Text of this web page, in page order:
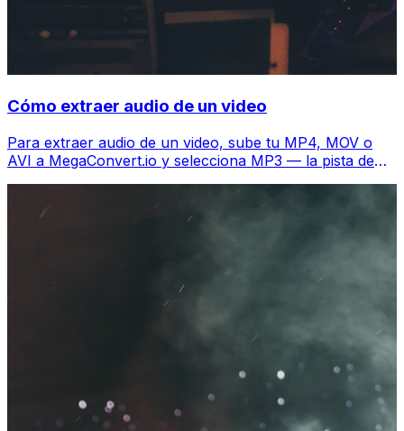
Cómo extraer audio de un video
Para extraer audio de un video, sube tu MP4, MOV o
AVI a MegaConvert.io y selecciona MP3 — la pista de